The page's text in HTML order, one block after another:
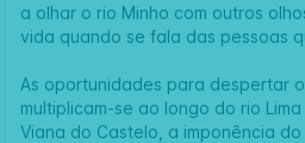
a olhar o rio Minho com outros
vida quando se fala das pessoas
As oportunidades para despertar
multiplicam-se ao longo do rio
Viana do Castelo, a imponência